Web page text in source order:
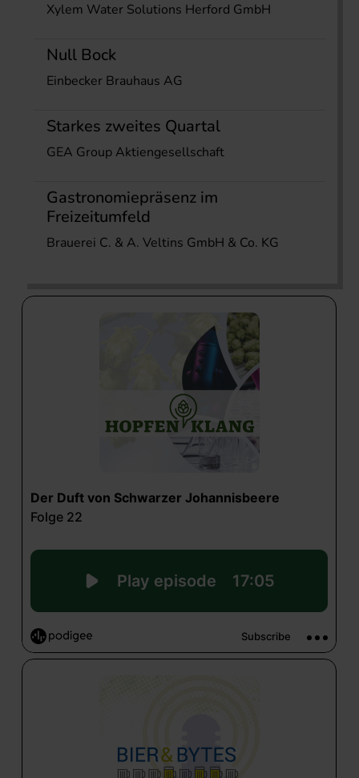
Xylem Water Solutions Herford GmbH
Null Bock
Einbecker Brauhaus AG
Starkes zweites Quartal
GEA Group Aktiengesellschaft
Gastronomiepräsenz im
Freizeitumfeld
Brauerei C. & A. Veltins GmbH & Co. KG